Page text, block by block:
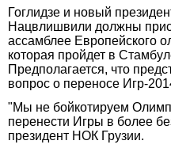
Гоглидзе и новый
Нацвлишвили должны
ассамблее Европейского
которая пройдет в
Предполагается, что
вопрос о переносе Игр-
"Мы не бойкотируем
перенести Игры в более
президент НОК Грузии.